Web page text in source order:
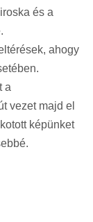
és a
ahogy
a
vezet majd el
képünket